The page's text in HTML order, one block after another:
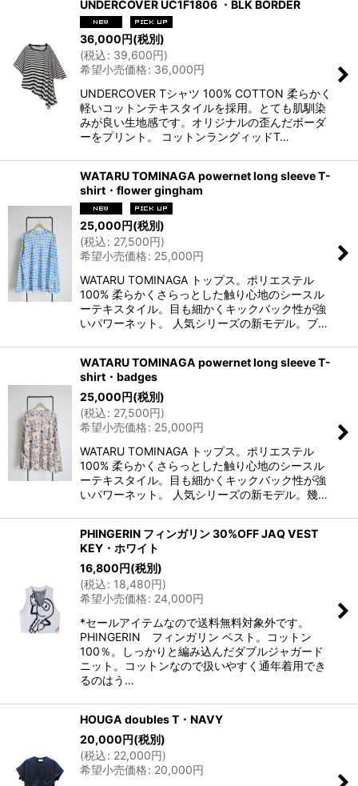
UNDERCOVER UC1F1806 ・BLK BORDER
36,000円(税別)
(税込: 39,600円)
希望小売価格: 36,000円
UNDERCOVER Tシャツ 100% COTTON 柔らかく
軽いコットンテキスタイルを採用。とても肌馴染
みが良い生地感です。オリジナルの歪んだボーダ
ーをプリント。 コットンラングィッドT…
WATARU TOMINAGA powernet long sleeve T-
shirt・flower gingham
25,000円(税別)
(税込: 27,500円)
希望小売価格: 25,000円
WATARU TOMINAGA トップス。ポリエステル
100% 柔らかくさらっとした触り心地のシースル
ーテキスタイル。目も細かくキックバック性が強
いパワーネット。 人気シリーズの新モデル。ブ…
WATARU TOMINAGA powernet long sleeve T-
shirt・badges
25,000円(税別)
(税込: 27,500円)
希望小売価格: 25,000円
WATARU TOMINAGA トップス。ポリエステル
100% 柔らかくさらっとした触り心地のシースル
ーテキスタイル。目も細かくキックバック性が強
いパワーネット。 人気シリーズの新モデル。幾…
PHINGERIN フィンガリン 30%OFF JAQ VEST
KEY・ホワイト
16,800円(税別)
(税込: 18,480円)
希望小売価格: 24,000円
*セールアイテムなので送料無料対象外です。
PHINGERIN フィンガリン ベスト。コットン
100％。しっかりと編み込んだダブルジャガード
ニット。コットンなので扱いやすく通年着用でき
るのはう…
HOUGA doubles T・NAVY
20,000円(税別)
(税込: 22,000円)
希望小売価格: 20,000円